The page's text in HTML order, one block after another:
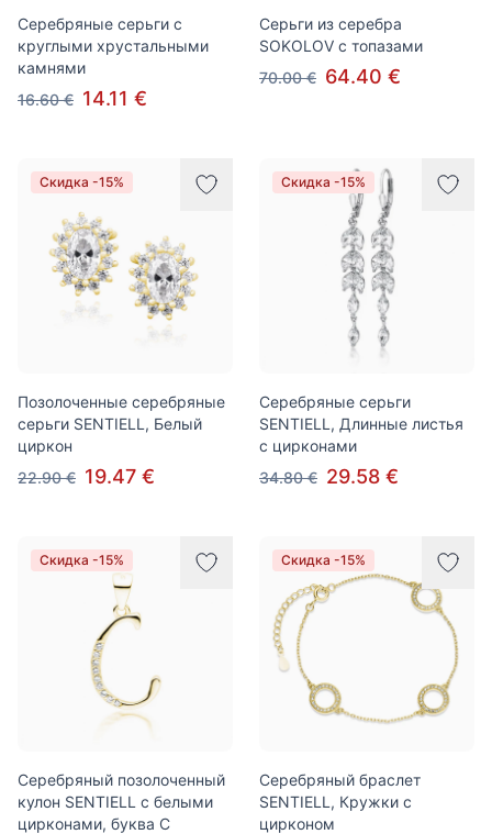
Серебряные серьги с
круглыми хрустальными
камнями
16.60 € 14.11 €
Серьги из серебра
SOKOLOV с топазами
70.00 € 64.40 €
Скидка -15%
Позолоченные серебряные
серьги SENTIELL, Белый
циркон
22.90 € 19.47 €
Скидка -15%
Серебряные серьги
SENTIELL, Длинные листья
с цирконами
34.80 € 29.58 €
Скидка -15%
Серебряный позолоченный
кулон SENTIELL с белыми
цирконами, буква C
Скидка -15%
Серебряный браслет
SENTIELL, Кружки с
цирконом